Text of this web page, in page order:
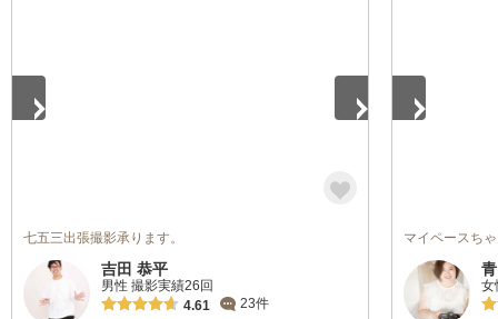
七五三出張撮影承ります。
吉田 恭平
男性 撮影実績26回
4.61
23件
マイペースち
女